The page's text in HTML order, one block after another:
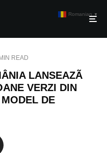
READ
LANSEAZÃ
VERZI DIN
DE
Romanian ▼